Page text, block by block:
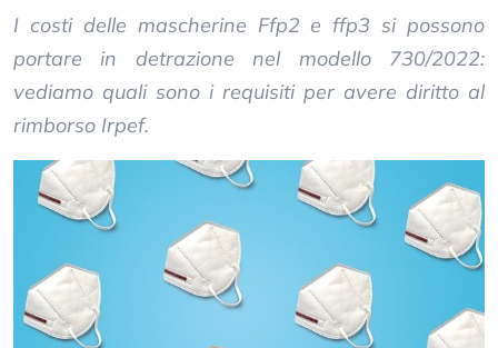
I costi delle mascherine Ffp2 e ffp3 si possono
portare in detrazione nel modello 730/2022:
vediamo quali sono i requisiti per avere diritto al
rimborso Irpef.